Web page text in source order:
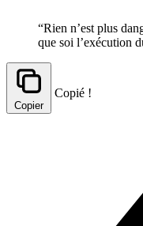
“Rien n’est plus
que soi l’exécution
Copier
Copié !